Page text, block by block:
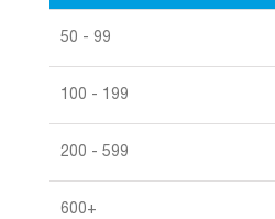
50 - 99
100 - 199
200 - 599
600+